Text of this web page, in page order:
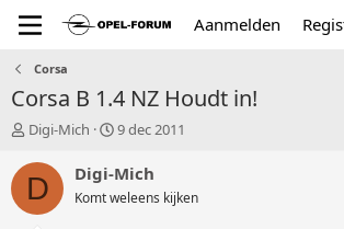
Aanmelden
Corsa
Corsa B 1.4 NZ Houdt in!
T
p
Digi-Mich
S
a
t
9 dec 2011
D Digi-Mich
Komt weleens kijken